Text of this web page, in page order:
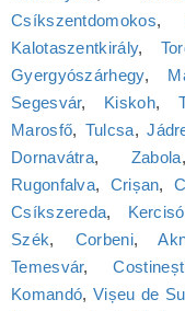
Csíkszentdomokos,
Kalotaszentkirály,
Gyergyószárhegy,
Segesvár, Kiskoh,
Marosfő, Tulcsa,
Dornavátra, Zabola
Rugonfalva, Crișan,
Csíkszereda,
Szék, Corbeni,
Temesvár,
Komandó, Vișeu de